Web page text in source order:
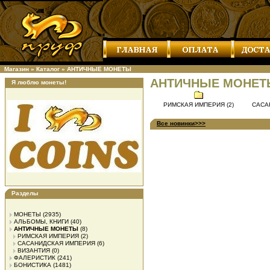
Магазин » Каталог » АНТИЧНЫЕ МОНЕТЫ
Я люблю монеты!
Разделы
МОНЕТЫ (2935)
АЛЬБОМЫ, КНИГИ (40)
АНТИЧНЫЕ МОНЕТЫ (8)
РИМСКАЯ ИМПЕРИЯ (2)
САСАНИДСКАЯ ИМПЕРИЯ (6)
ВИЗАНТИЯ (0)
ФАЛЕРИСТИК (241)
БОНИСТИКА (1481)
АНТИЧНЫЕ
РИМСКАЯ ИМПЕРИЯ (2)
Все новинки>>>